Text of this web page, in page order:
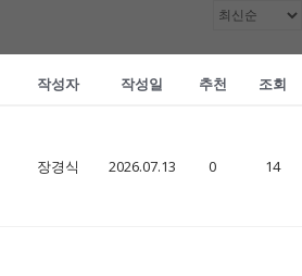
작성자 작성일 추천 조회
장경식 2026.07.13 0 14